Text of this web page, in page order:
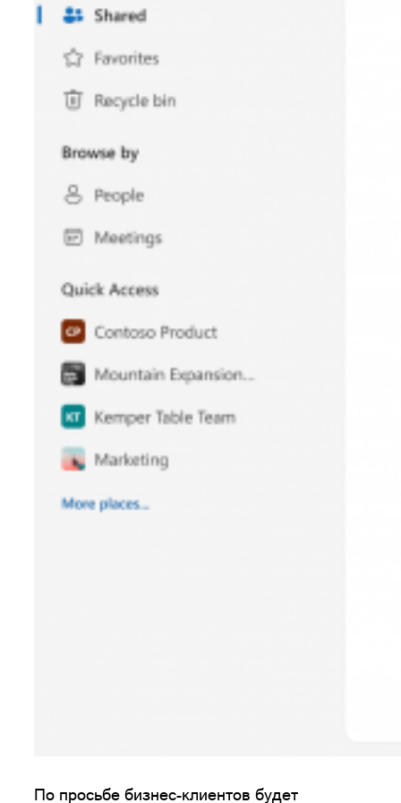
По просьбе бизнес-клиентов будет